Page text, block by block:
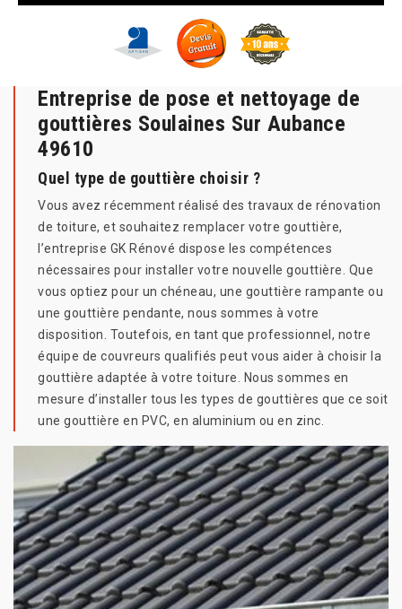
Entreprise de pose et nettoyage de
gouttières Soulaines Sur Aubance
49610
Quel type de gouttière choisir ?
Vous avez récemment réalisé des travaux de rénovation
de toiture, et souhaitez remplacer votre gouttière,
l’entreprise GK Rénové dispose les compétences
nécessaires pour installer votre nouvelle gouttière. Que
vous optiez pour un chéneau, une gouttière rampante ou
une gouttière pendante, nous sommes à votre
disposition. Toutefois, en tant que professionnel, notre
équipe de couvreurs qualifiés peut vous aider à choisir la
gouttière adaptée à votre toiture. Nous sommes en
mesure d’installer tous les types de gouttières que ce soit
une gouttière en PVC, en aluminium ou en zinc.